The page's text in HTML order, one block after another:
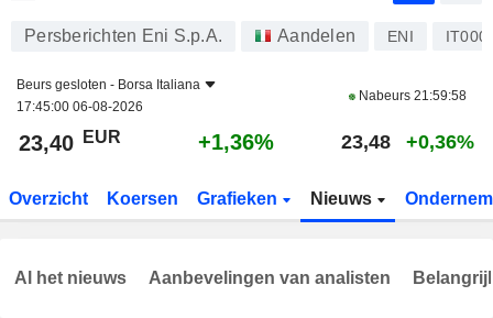
Persberichten Eni S.p.A. Aandelen ENI
Beurs gesloten - Borsa Italiana
17:45:00 06-08-2026
Nabeurs 21:59:58
23,40 EUR +1,36% 23,48 +0,36%
Overzicht Koersen Grafieken Nieuws
Al het nieuws Aanbevelingen van analisten